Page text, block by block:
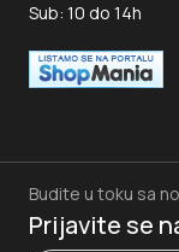
Sub: 10 do 14h
Budite u toku sa
Prijavite se